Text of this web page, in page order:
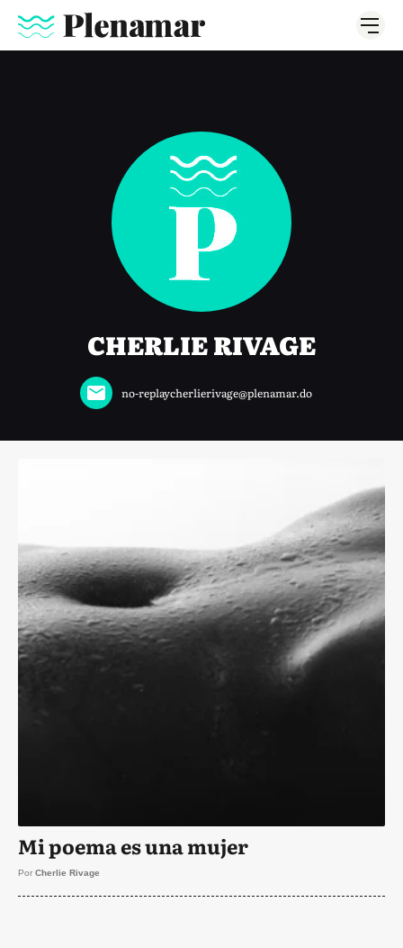
CHERLIE RIVAGE
no-replaycherlierivage@plenamar.do
Mi poema es una mujer
Por Cherlie Rivage